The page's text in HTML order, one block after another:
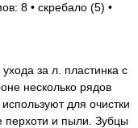
8 • скребало (5) •
за л. пластинка с
несколько рядов
для очистки
перхоти и пыли. Зубцы